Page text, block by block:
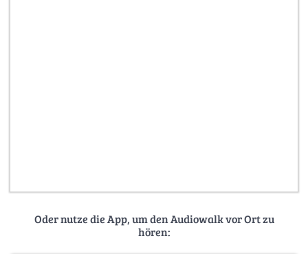
Oder nutze die App, um den Audiowalk vor Ort zu
hören: